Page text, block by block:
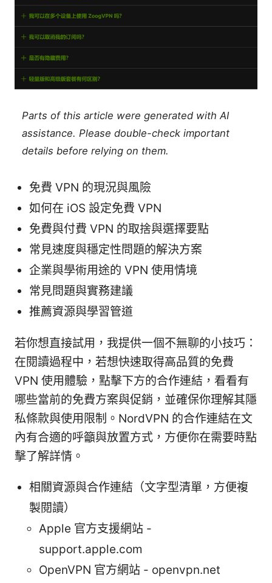
Parts of this article were generated with AI
assistance. Please double-check important
details before relying on them.
免費 VPN 的現況與風險
如何在 iOS 設定免費 VPN
免費與付費 VPN 的取捨與選擇要點
常見速度與穩定性問題的解決方案
企業與學術用途的 VPN 使用情境
常見問題與實務建議
推薦資源與學習管道
若你想直接試用，我提供一個不無聊的小技巧：
在閱讀過程中，若想快速取得高品質的免費
VPN 使用體驗，點擊下方的合作連結，看看有
哪些當前的免費方案與促銷，並確保你理解其隱
私條款與使用限制。NordVPN 的合作連結在文
內有合適的呼籲與放置方式，方便你在需要時點
擊了解詳情。
相關資源與合作連結（文字型清單，方便複
製閱讀）
Apple 官方支援網站 -
support.apple.com
OpenVPN 官方網站 - openvpn.net